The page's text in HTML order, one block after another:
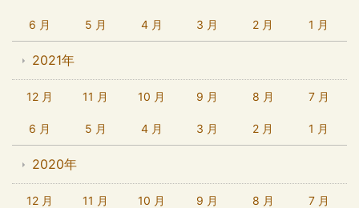
6 月 5 月 4 月 3 月 2 月 1 月
2021年
12 月 11 月 10 月 9 月 8 月 7 月
6 月 5 月 4 月 3 月 2 月 1 月
2020年
12 月 11 月 10 月 9 月 8 月 7 月